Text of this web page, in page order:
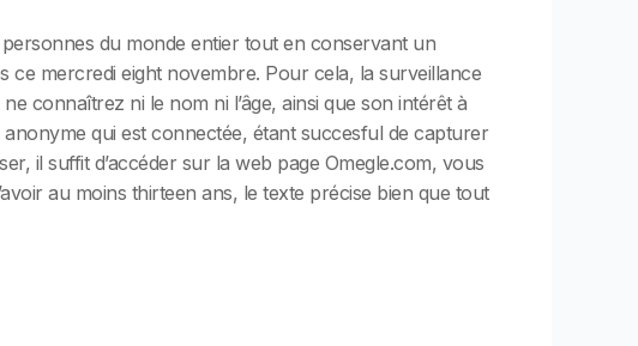
du monde entier tout en conservant un
ce mercredi eight novembre. Pour cela, la surveillance
connaîtrez ni le nom ni l’âge, ainsi que son intérêt à
qui est connectée, étant succesful de capturer
il suffit d’accéder sur la web page Omegle.com, vous
au moins thirteen ans, le texte précise bien que tout